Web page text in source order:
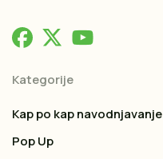
Kategorije
Kap po kap navodnjavanje
Pop Up